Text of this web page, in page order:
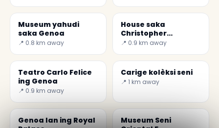
Museum yahudi
saka Genoa
📍 0.8 km away
House saka
Christopher
Columbus
📍 0.9 km away
Teatro Carlo Felice
ing Genoa
📍 0.9 km away
Carige kolèksi seni
📍 1 km away
Genoa lan ing Royal
Museum Seni